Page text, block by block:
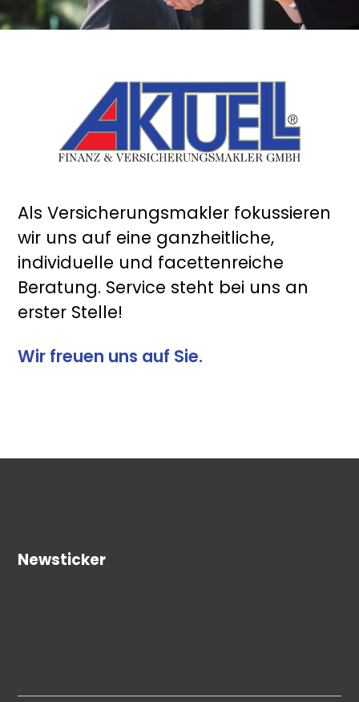
Als Versicherungsmakler fokussieren
wir uns auf eine ganzheitliche,
individuelle und facettenreiche
Beratung. Service steht bei uns an
erster Stelle!
Wir freuen uns auf Sie.
Newsticker